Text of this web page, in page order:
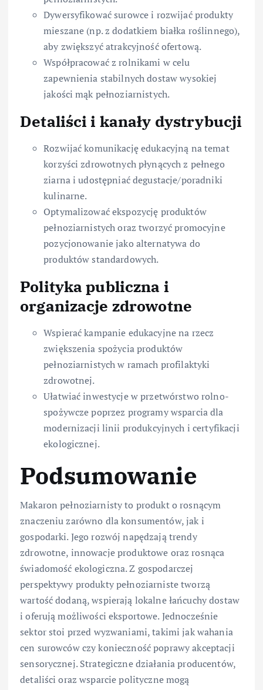
Dywersyfikować surowce i rozwijać produkty
mieszane (np. z dodatkiem białka roślinnego),
aby zwiększyć atrakcyjność ofertową.
Współpracować z rolnikami w celu
zapewnienia stabilnych dostaw wysokiej
jakości mąk pełnoziarnistych.
Detaliści i kanały dystrybucji
Rozwijać komunikację edukacyjną na temat
korzyści zdrowotnych płynących z pełnego
ziarna i udostępniać degustacje/poradniki
kulinarne.
Optymalizować ekspozycję produktów
pełnoziarnistych oraz tworzyć promocyjne
pozycjonowanie jako alternatywa do
produktów standardowych.
Polityka publiczna i
organizacje zdrowotne
Wspierać kampanie edukacyjne na rzecz
zwiększenia spożycia produktów
pełnoziarnistych w ramach profilaktyki
zdrowotnej.
Ułatwiać inwestycje w przetwórstwo rolno-
spożywcze poprzez programy wsparcia dla
modernizacji linii produkcyjnych i certyfikacji
ekologicznej.
Podsumowanie
Makaron pełnoziarnisty to produkt o rosnącym
znaczeniu zarówno dla konsumentów, jak i
gospodarki. Jego rozwój napędzają trendy
zdrowotne, innowacje produktowe oraz rosnąca
świadomość ekologiczna. Z gospodarczej
perspektywy produkty pełnoziarniste tworzą
wartość dodaną, wspierają lokalne łańcuchy dostaw
i oferują możliwości eksportowe. Jednocześnie
sektor stoi przed wyzwaniami, takimi jak wahania
cen surowców czy konieczność poprawy akceptacji
sensorycznej. Strategiczne działania producentów,
detaliści oraz wsparcie polityczne mogą